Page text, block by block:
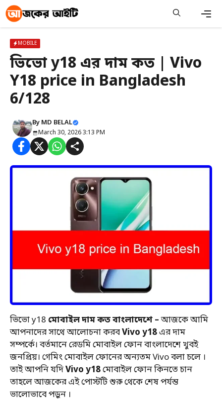
Skip
to
content
MOBILE
ভিভো y18 এর দাম কত | Vivo
Y18 price in Bangladesh
6/128
By MD BELAL
March 30, 2026 3:13 PM
ভিভো y18 মোবাইল দাম কত বাংলাদেশে –আজকে আমি
আপনাদের সাথে আলোচনা করবVivo y18এর দাম
সম্পর্কে। বর্তমানে রেডমি মোবাইল ফোন বাংলাদেশে খুবই
জনপ্রিয়। গেমিং মোবাইল ফোনের অন্যতম Vivo বলা চলে ।
তাই আপনি যদিVivo y18মোবাইল ফোন কিনতে চান
তাহলে আজকের এই পোস্টটি শুরু থেকে শেষ পর্যন্ত
ভালোভাবে পড়ুন ।